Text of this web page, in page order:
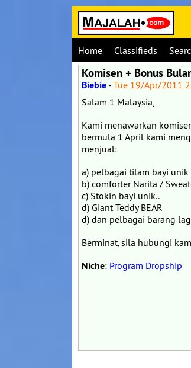
Home Classifieds
Komisen + Bonus
Biebie - Tue 19/Apr/2011
Salam 1 Malaysia,
Kami menawarkan
bermula 1 April kami
menjual:
a) pelbagai tilam bayi
b) comforter Narita /
c) Stokin bayi unik..
d) Giant Teddy BEAR
d) dan pelbagai barang
Berminat, sila hubungi
Niche: Program Dropship